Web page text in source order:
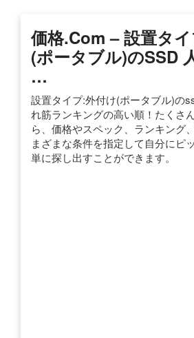
価格.com – 設置タ
(ポータブル)のSSD
…
設置タイプ:外付け(ポータブル)の
れ筋ランキングの高い順！たくさ
ら、価格やスペック、ランキング
まざまな条件を指定して自分にピ
単に探し出すことができます。